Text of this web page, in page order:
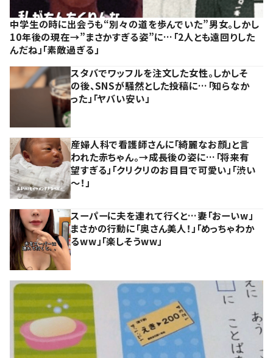
中学生の時に出会うも“別々の道を歩んでいた”男女。しかし
10年後の現在→”まさかすぎる姿”に…「2人とも遠回りした
んだね」「素敵過ぎる」
スタバでワッフルを注文した女性。しかしそ
の後、SNSが騒然とした投稿に…「知らなか
った」「ヤバい安い」
産婦人科で看護師さんに「綺麗なお顔」と言
われた赤ちゃん。→成長後の姿に…「将来有
望すぎる」「クリクリのお目目で可愛い」「渋い
～！」
スーパーに夫を連れて行くと…妻「おーいw」
まさかの行動に「奥さん美人！」「めっちゃわか
るww」「楽しそうww」